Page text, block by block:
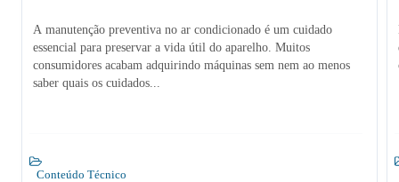
A manutenção preventiva no ar condicionado é um cuidado
essencial para preservar a vida útil do aparelho. Muitos
consumidores acabam adquirindo máquinas sem nem ao menos
saber quais os cuidados...
Conteúdo Técnico